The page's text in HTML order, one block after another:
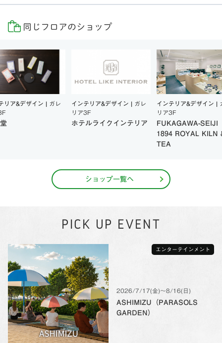
同じフロアのショップ
リア&デザイン | ガレ
インテリア&デザイン | ガレ
リア3F
ホテルライクインテリア
インテリア&デザイン |
リア3F
FUKAGAWA-SEIJI
1894 ROYAL KILN
TEA
ショップ一覧へ
PICK UP EVENT
2026/7/17(金)〜8/16(日)
ASHIMIZU（PARASOLS
GARDEN）
エンターテインメント